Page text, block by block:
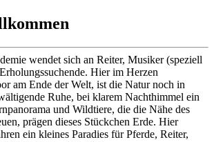
wendet sich an Reiter, Musiker (speziell
Hier im Herzen
am Ende der Welt, ist die Natur noch in
Ruhe, bei klarem Nachthimmel ein
und Wildtiere, die die Nähe des
prägen dieses Stückchen Erde. Hier
ein kleines Paradies für Pferde, Reiter,